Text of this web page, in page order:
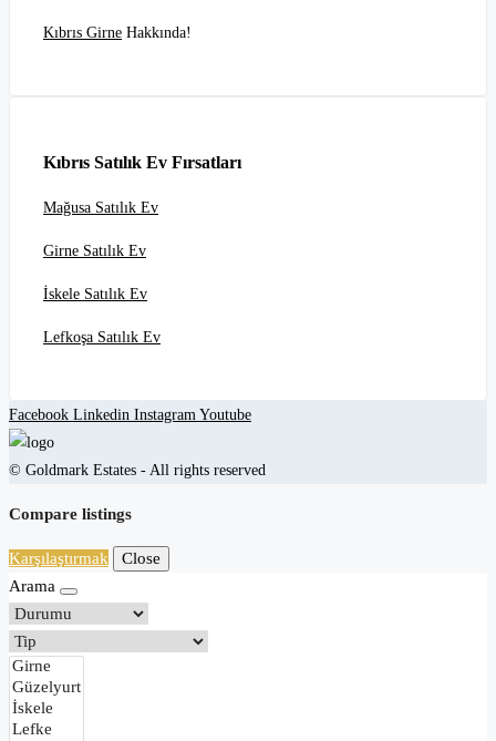
Kıbrıs Girne Hakkında!
Kıbrıs Satılık Ev Fırsatları
Mağusa Satılık Ev
Girne Satılık Ev
İskele Satılık Ev
Lefkoşa Satılık Ev
Facebook Linkedin Instagram Youtube
© Goldmark Estates - All rights reserved
Compare listings
Karşılaştırmak
Close
Arama